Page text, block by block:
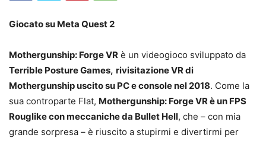
Giocato su Meta Quest 2
Mothergunship: Forge VR è un videogioco sviluppato da
Terrible Posture Games, rivisitazione VR di
Mothergunship uscito su PC e console nel 2018. Come la
sua controparte Flat, Mothergunship: Forge VR è un FPS
Rouglike con meccaniche da Bullet Hell, che – con mia
grande sorpresa – è riuscito a stupirmi e divertirmi per